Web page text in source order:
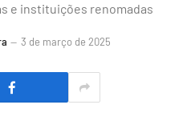
e instituições renomadas
3 de março de 2025